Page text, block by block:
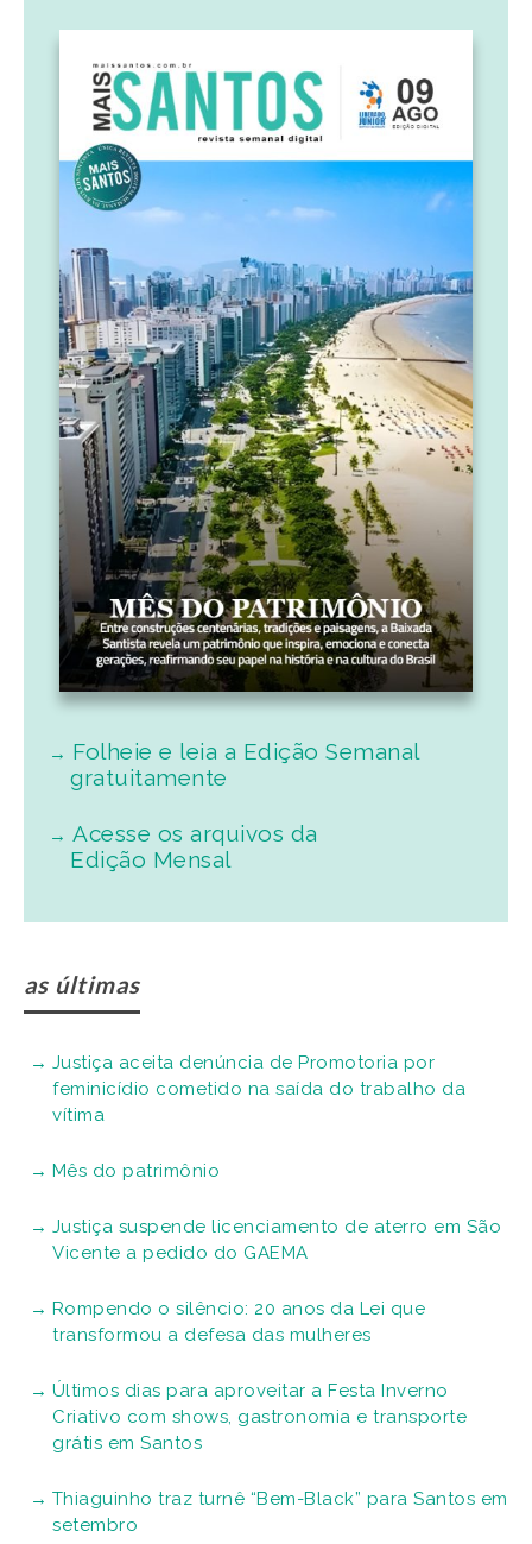
Folheie e leia a Edição Semanal
gratuitamente
Acesse os arquivos da
Edição Mensal
as últimas
Justiça aceita denúncia de Promotoria por
feminicídio cometido na saída do trabalho da
vítima
Mês do patrimônio
Justiça suspende licenciamento de aterro em São
Vicente a pedido do GAEMA
Rompendo o silêncio: 20 anos da Lei que
transformou a defesa das mulheres
Últimos dias para aproveitar a Festa Inverno
Criativo com shows, gastronomia e transporte
grátis em Santos
Thiaguinho traz turnê “Bem-Black” para Santos em
setembro